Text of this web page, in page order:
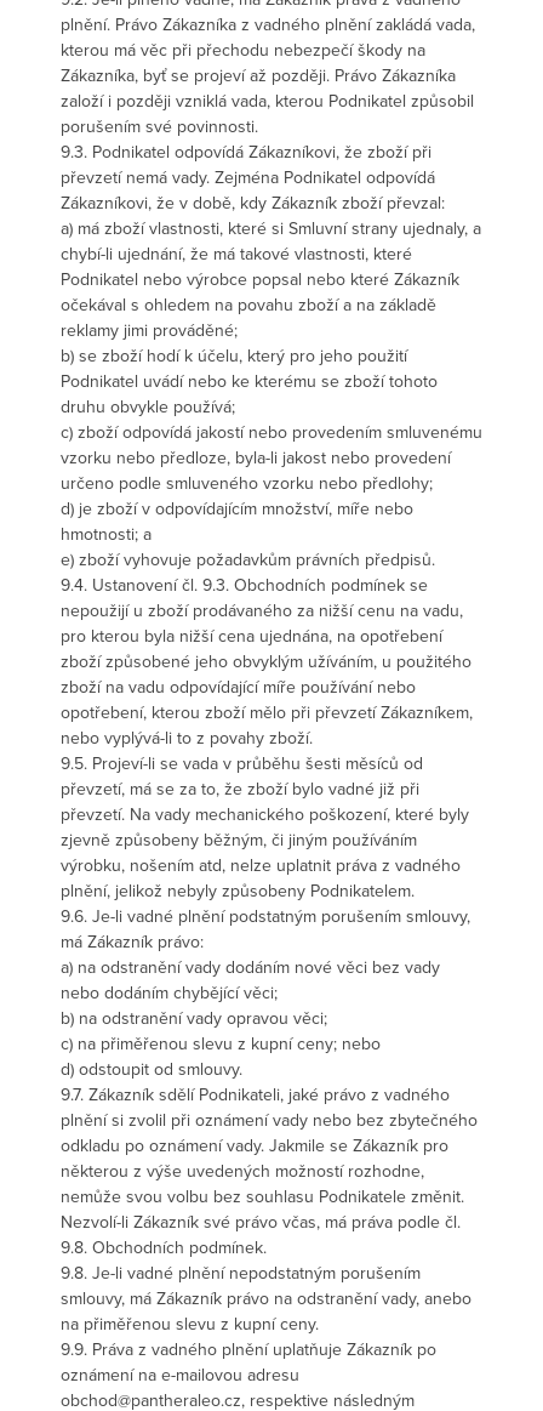
plnění. Právo Zákazníka z vadného plnění zakládá vada,
kterou má věc při přechodu nebezpečí škody na
Zákazníka, byť se projeví až později. Právo Zákazníka
založí i později vzniklá vada, kterou Podnikatel způsobil
porušením své povinnosti.
9.3. Podnikatel odpovídá Zákazníkovi, že zboží při
převzetí nemá vady. Zejména Podnikatel odpovídá
Zákazníkovi, že v době, kdy Zákazník zboží převzal:
a) má zboží vlastnosti, které si Smluvní strany ujednaly, a
chybí-li ujednání, že má takové vlastnosti, které
Podnikatel nebo výrobce popsal nebo které Zákazník
očekával s ohledem na povahu zboží a na základě
reklamy jimi prováděné;
b) se zboží hodí k účelu, který pro jeho použití
Podnikatel uvádí nebo ke kterému se zboží tohoto
druhu obvykle používá;
c) zboží odpovídá jakostí nebo provedením smluvenému
vzorku nebo předloze, byla-li jakost nebo provedení
určeno podle smluveného vzorku nebo předlohy;
d) je zboží v odpovídajícím množství, míře nebo
hmotnosti; a
e) zboží vyhovuje požadavkům právních předpisů.
9.4. Ustanovení čl. 9.3. Obchodních podmínek se
nepoužijí u zboží prodávaného za nižší cenu na vadu,
pro kterou byla nižší cena ujednána, na opotřebení
zboží způsobené jeho obvyklým užíváním, u použitého
zboží na vadu odpovídající míře používání nebo
opotřebení, kterou zboží mělo při převzetí Zákazníkem,
nebo vyplývá-li to z povahy zboží.
9.5. Projeví-li se vada v průběhu šesti měsíců od
převzetí, má se za to, že zboží bylo vadné již při
převzetí. Na vady mechanického poškození, které byly
zjevně způsobeny běžným, či jiným používáním
výrobku, nošením atd, nelze uplatnit práva z vadného
plnění, jelikož nebyly způsobeny Podnikatelem.
9.6. Je-li vadné plnění podstatným porušením smlouvy,
má Zákazník právo:
a) na odstranění vady dodáním nové věci bez vady
nebo dodáním chybějící věci;
b) na odstranění vady opravou věci;
c) na přiměřenou slevu z kupní ceny; nebo
d) odstoupit od smlouvy.
9.7. Zákazník sdělí Podnikateli, jaké právo z vadného
plnění si zvolil při oznámení vady nebo bez zbytečného
odkladu po oznámení vady. Jakmile se Zákazník pro
některou z výše uvedených možností rozhodne,
nemůže svou volbu bez souhlasu Podnikatele změnit.
Nezvolí-li Zákazník své právo včas, má práva podle čl.
9.8. Obchodních podmínek.
9.8. Je-li vadné plnění nepodstatným porušením
smlouvy, má Zákazník právo na odstranění vady, anebo
na přiměřenou slevu z kupní ceny.
9.9. Práva z vadného plnění uplatňuje Zákazník po
oznámení na e-mailovou adresu
obchod@pantheraleo.cz, respektive následným